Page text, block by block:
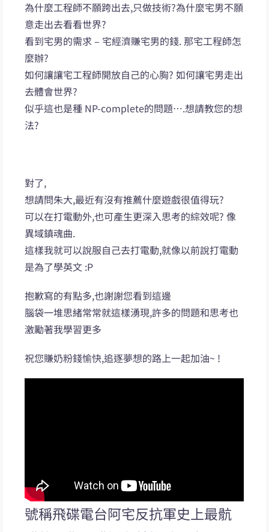
為什麼工程師不願跨出去,只做技術?為什麼宅男不願
意走出去看看世界?
看到宅男的需求 – 宅經濟賺宅男的錢. 那宅工程師怎
麼辦?
如何讓讓宅工程師開放自己的心胸? 如何讓宅男走出
去體會世界?
似乎這也是種 NP-complete的問題….想請教您的想
法?
對了,
想請問朱大,最近有沒有推薦什麼遊戲很值得玩?
可以在打電動外,也可產生更深入思考的綜效呢? 像
異域鎮魂曲.
這樣我就可以說服自己去打電動,就像以前說打電動
是為了學英文 :P
抱歉寫的有點多,也謝謝您看到這邊
腦袋一堆思緒常常就這樣湧現,許多的問題和思考也
激勵著我學習更多
祝您賺奶粉錢愉快,追逐夢想的路上一起加油~ !
號稱飛碟電台阿宅反抗軍史上最骯